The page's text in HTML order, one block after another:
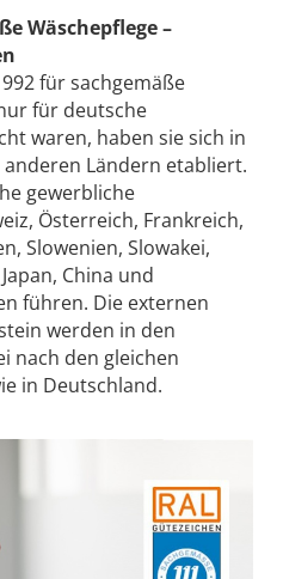
Wäschepflege –
für sachgemäße
für deutsche
waren, haben sie sich in
Ländern etabliert.
gewerbliche
Österreich, Frankreich,
Slowenien, Slowakei,
China und
führen. Die externen
werden in den
nach den gleichen
in Deutschland.